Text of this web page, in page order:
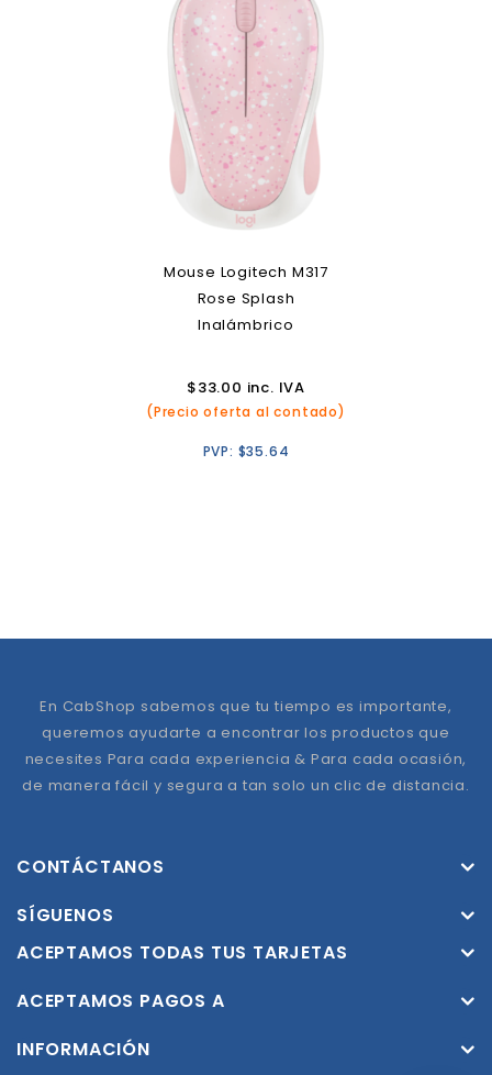
Mouse Logitech M317
Rose Splash
Inalámbrico
$33.00 inc. IVA
(Precio oferta al contado)
PVP: $35.64
En CabShop sabemos que tu tiempo es importante,
queremos ayudarte a encontrar los productos que
necesites Para cada experiencia & Para cada ocasión,
de manera fácil y segura a tan solo un clic de distancia.
CONTÁCTANOS
SÍGUENOS
ACEPTAMOS TODAS TUS TARJETAS
ACEPTAMOS PAGOS A
INFORMACIÓN